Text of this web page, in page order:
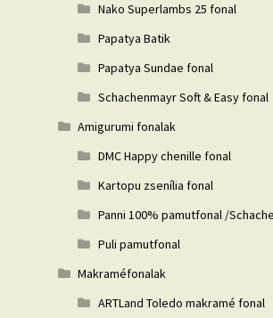
Nako Superlambs 25 fonal
Papatya Batik
Papatya Sundae fonal
Schachenmayr Soft & Easy fonal
Amigurumi fonalak
DMC Happy chenille fonal
Kartopu zsenília fonal
Panni 100% pamutfonal /
Puli pamutfonal
Makraméfonalak
ARTLand Toledo makramé fonal